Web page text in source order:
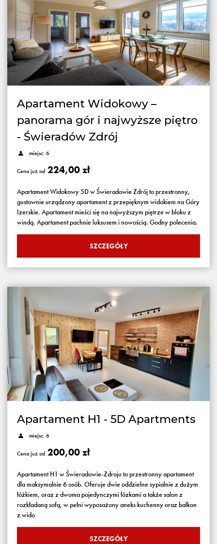
Apartament Widokowy –
panorama gór i najwyższe piętro
- Świeradów Zdrój
miejsc: 6
Cena już od 224,00 zł
Apartament Widokowy 5D w Świeradowie Zdrój to przestronny,
gustownie urządzony apartament z przepięknym widokiem na Góry
Izerskie. Apartament mieści się na najwyższym piętrze w bloku z
windą. Apartament pachnie luksusem i nowością. Godny polecenia.
SZCZEGÓŁY
Apartament H1 - 5D Apartments
miejsc: 6
Cena już od 200,00 zł
Apartament H1 w Świeradowie-Zdroju to przestronny apartament
dla maksymalnie 6 osób. Oferuje dwie oddzielne sypialnie z dużym
łóżkiem, oraz z dwoma pojedynczymi łózkami a także salon z
rozkładaną sofą, w pełni wyposażony aneks kuchenny oraz balkon
z wido
SZCZEGÓŁY